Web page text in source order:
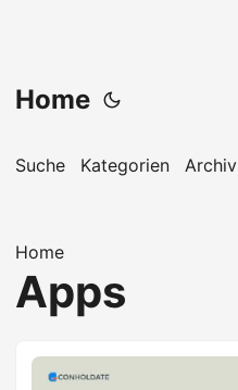
Home
Suche Kategorien Archiv
Home
Apps